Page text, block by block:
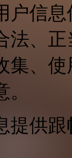
户信
法、
集、
提供